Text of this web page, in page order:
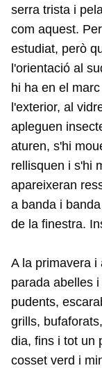
serra trista i
com aquest.
estudiat, però
l'orientació al
hi ha en el
l'exterior, al
apleguen
aturen, s'hi
rellisquen i s'hi
apareixeran
a banda i
de la finestra.
A la primavera i
parada abelles
pudents,
grills,
dia, fins i tot un
cosset verd i